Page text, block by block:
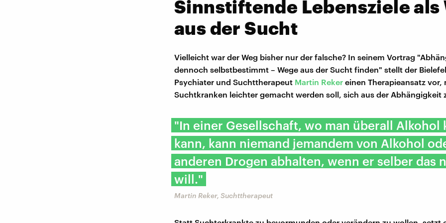
Sinnstiftende Lebensziele als
aus der Sucht
Vielleicht war der Weg bisher nur der falsche? In seinem Vortrag
dennoch selbstbestimmt – Wege aus der Sucht finden" stellt der
Psychiater und Suchttherapeut Martin Reker einen Therapieansatz vor,
Suchtkranken leichter gemacht werden soll, sich aus der Abhängigkeit
"In einer Gesellschaft, wo man überall Alkohol
kann, kann niemand jemandem von Alkohol
anderen Drogen abhalten, wenn er selber das
will."
Martin Reker, Suchttherapeut